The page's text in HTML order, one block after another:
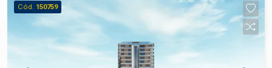
Cód. 150759